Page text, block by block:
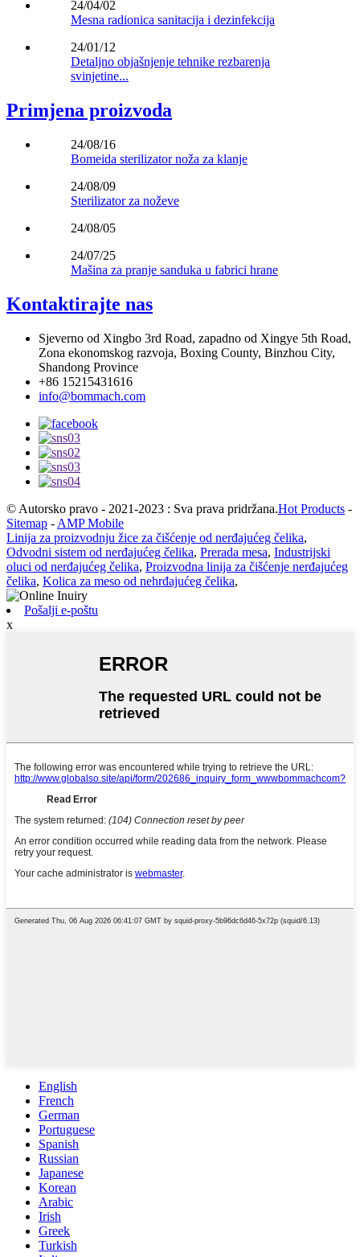
24/04/02
Mesna radionica sanitacija i dezinfekcija
24/01/12
Detaljno objašnjenje tehnike rezbarenja
svinjetine...
Primjena proizvoda
24/08/16
Bomeida sterilizator noža za klanje
24/08/09
Sterilizator za noževe
24/08/05
24/07/25
Mašina za pranje sanduka u fabrici hrane
Kontaktirajte nas
Sjeverno od Xingbo 3rd Road, zapadno od Xingye 5th Road,
Zona ekonomskog razvoja, Boxing County, Binzhou City,
Shandong Province
+86 15215431616
info@bommach.com
© Autorsko pravo - 2021-2023 : Sva prava pridržana.Hot Products -
Sitemap - AMP Mobile
Linija za proizvodnju žice za čišćenje od nerđajućeg čelika,
Odvodni sistem od nerđajućeg čelika, Prerada mesa, Industrijski
oluci od nerđajućeg čelika, Proizvodna linija za čišćenje nerđajućeg
čelika, Kolica za meso od nehrđajućeg čelika,
Pošalji e-poštu
x
English
French
German
Portuguese
Spanish
Russian
Japanese
Korean
Arabic
Irish
Greek
Turkish